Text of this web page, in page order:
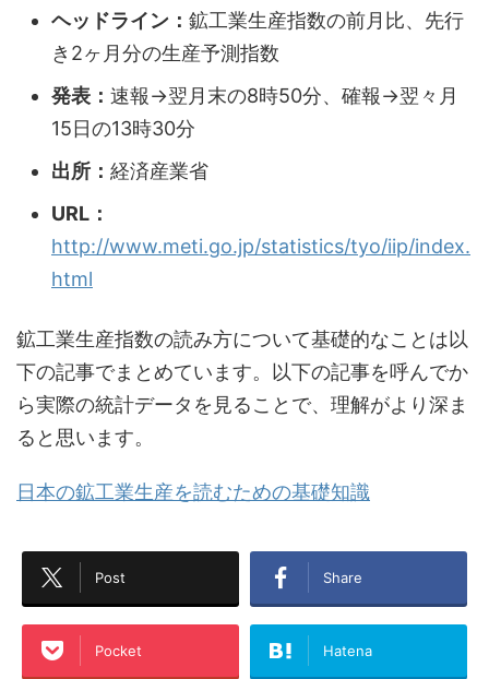
ヘッドライン： 鉱工業生産指数の前月比、先行
き2ヶ月分の生産予測指数
発表： 速報→翌月末の8時50分、確報→翌々月
15日の13時30分
出所： 経済産業省
URL：
http://www.meti.go.jp/statistics/tyo/iip/index.
html
鉱工業生産指数の読み方について基礎的なことは以
下の記事でまとめています。以下の記事を呼んでか
ら実際の統計データを見ることで、理解がより深ま
ると思います。
日本の鉱工業生産を読むための基礎知識
Post Share
Pocket Hatena